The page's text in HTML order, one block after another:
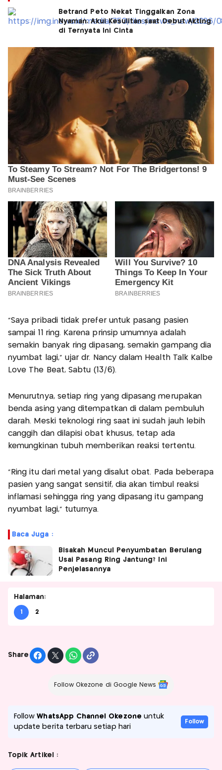
Betrand Peto Nekat Tinggalkan Zona
Nyaman, Akui Kesulitan saat Debut Akting
di Ternyata Ini Cinta
“Saya pribadi tidak prefer untuk pasang pasien
sampai 11 ring. Karena prinsip umumnya adalah
semakin banyak ring dipasang, semakin gampang dia
nyumbat lagi,” ujar dr. Nancy dalam Health Talk Kalbe
Love The Beat, Sabtu (13/6).
Menurutnya, setiap ring yang dipasang merupakan
benda asing yang ditempatkan di dalam pembuluh
darah. Meski teknologi ring saat ini sudah jauh lebih
canggih dan dilapisi obat khusus, tetap ada
kemungkinan tubuh memberikan reaksi tertentu.
“Ring itu dari metal yang disalut obat. Pada beberapa
pasien yang sangat sensitif, dia akan timbul reaksi
inflamasi sehingga ring yang dipasang itu gampang
nyumbat lagi,” tuturnya.
Baca Juga :
Bisakah Muncul Penyumbatan Berulang
Usai Pasang Ring Jantung? Ini
Penjelasannya
Halaman:
1 2
Share
Follow Okezone di Google News
FollowWhatsApp Channel Okezone untuk
update berita terbaru setiap hari
Follow
Topik Artikel :